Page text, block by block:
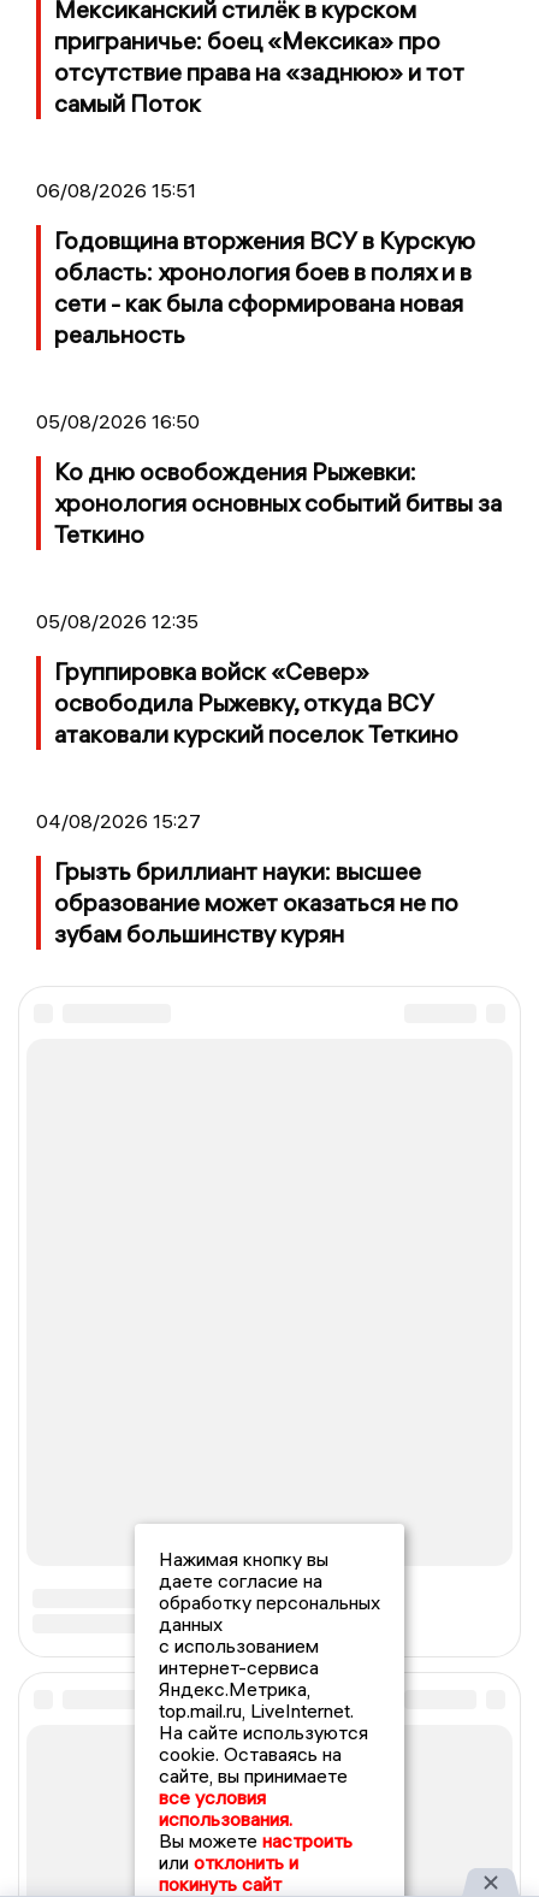
Мексиканский стилёк в курском
приграничье: боец «Мексика» про
отсутствие права на «заднюю» и тот
самый Поток
06/08/2026 15:51
Годовщина вторжения ВСУ в Курскую
область: хронология боев в полях и в
сети - как была сформирована новая
реальность
05/08/2026 16:50
Ко дню освобождения Рыжевки:
хронология основных событий битвы за
Теткино
05/08/2026 12:35
Группировка войск «Север»
освободила Рыжевку, откуда ВСУ
атаковали курский поселок Теткино
04/08/2026 15:27
Грызть бриллиант науки: высшее
образование может оказаться не по
зубам большинству курян
Нажимая кнопку вы
даете согласие на
обработку персональных
данных
с использованием
интернет-сервиса
Яндекс.Метрика,
top.mail.ru, LiveInternet.
На сайте используются
cookie. Оставаясь на
сайте, вы принимаете
все условия
использования.
Вы можете настроить
или отклонить и
покинуть сайт